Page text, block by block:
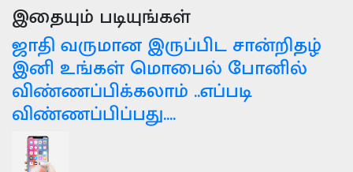
இதையும் படியுங்கள்
ஜாதி வருமான இருப்பிட சான்றிதழ்
இனி உங்கள் மொபைல் போனில்
விண்ணப்பிக்கலாம் ..எப்படி
விண்ணப்பிப்பது....